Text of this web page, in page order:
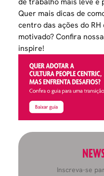
Quer mais dicas de
centro das ações do
motivado? Confira
inspire!
Inscreva-se